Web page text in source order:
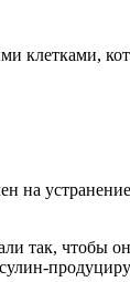
на
так, чтобы